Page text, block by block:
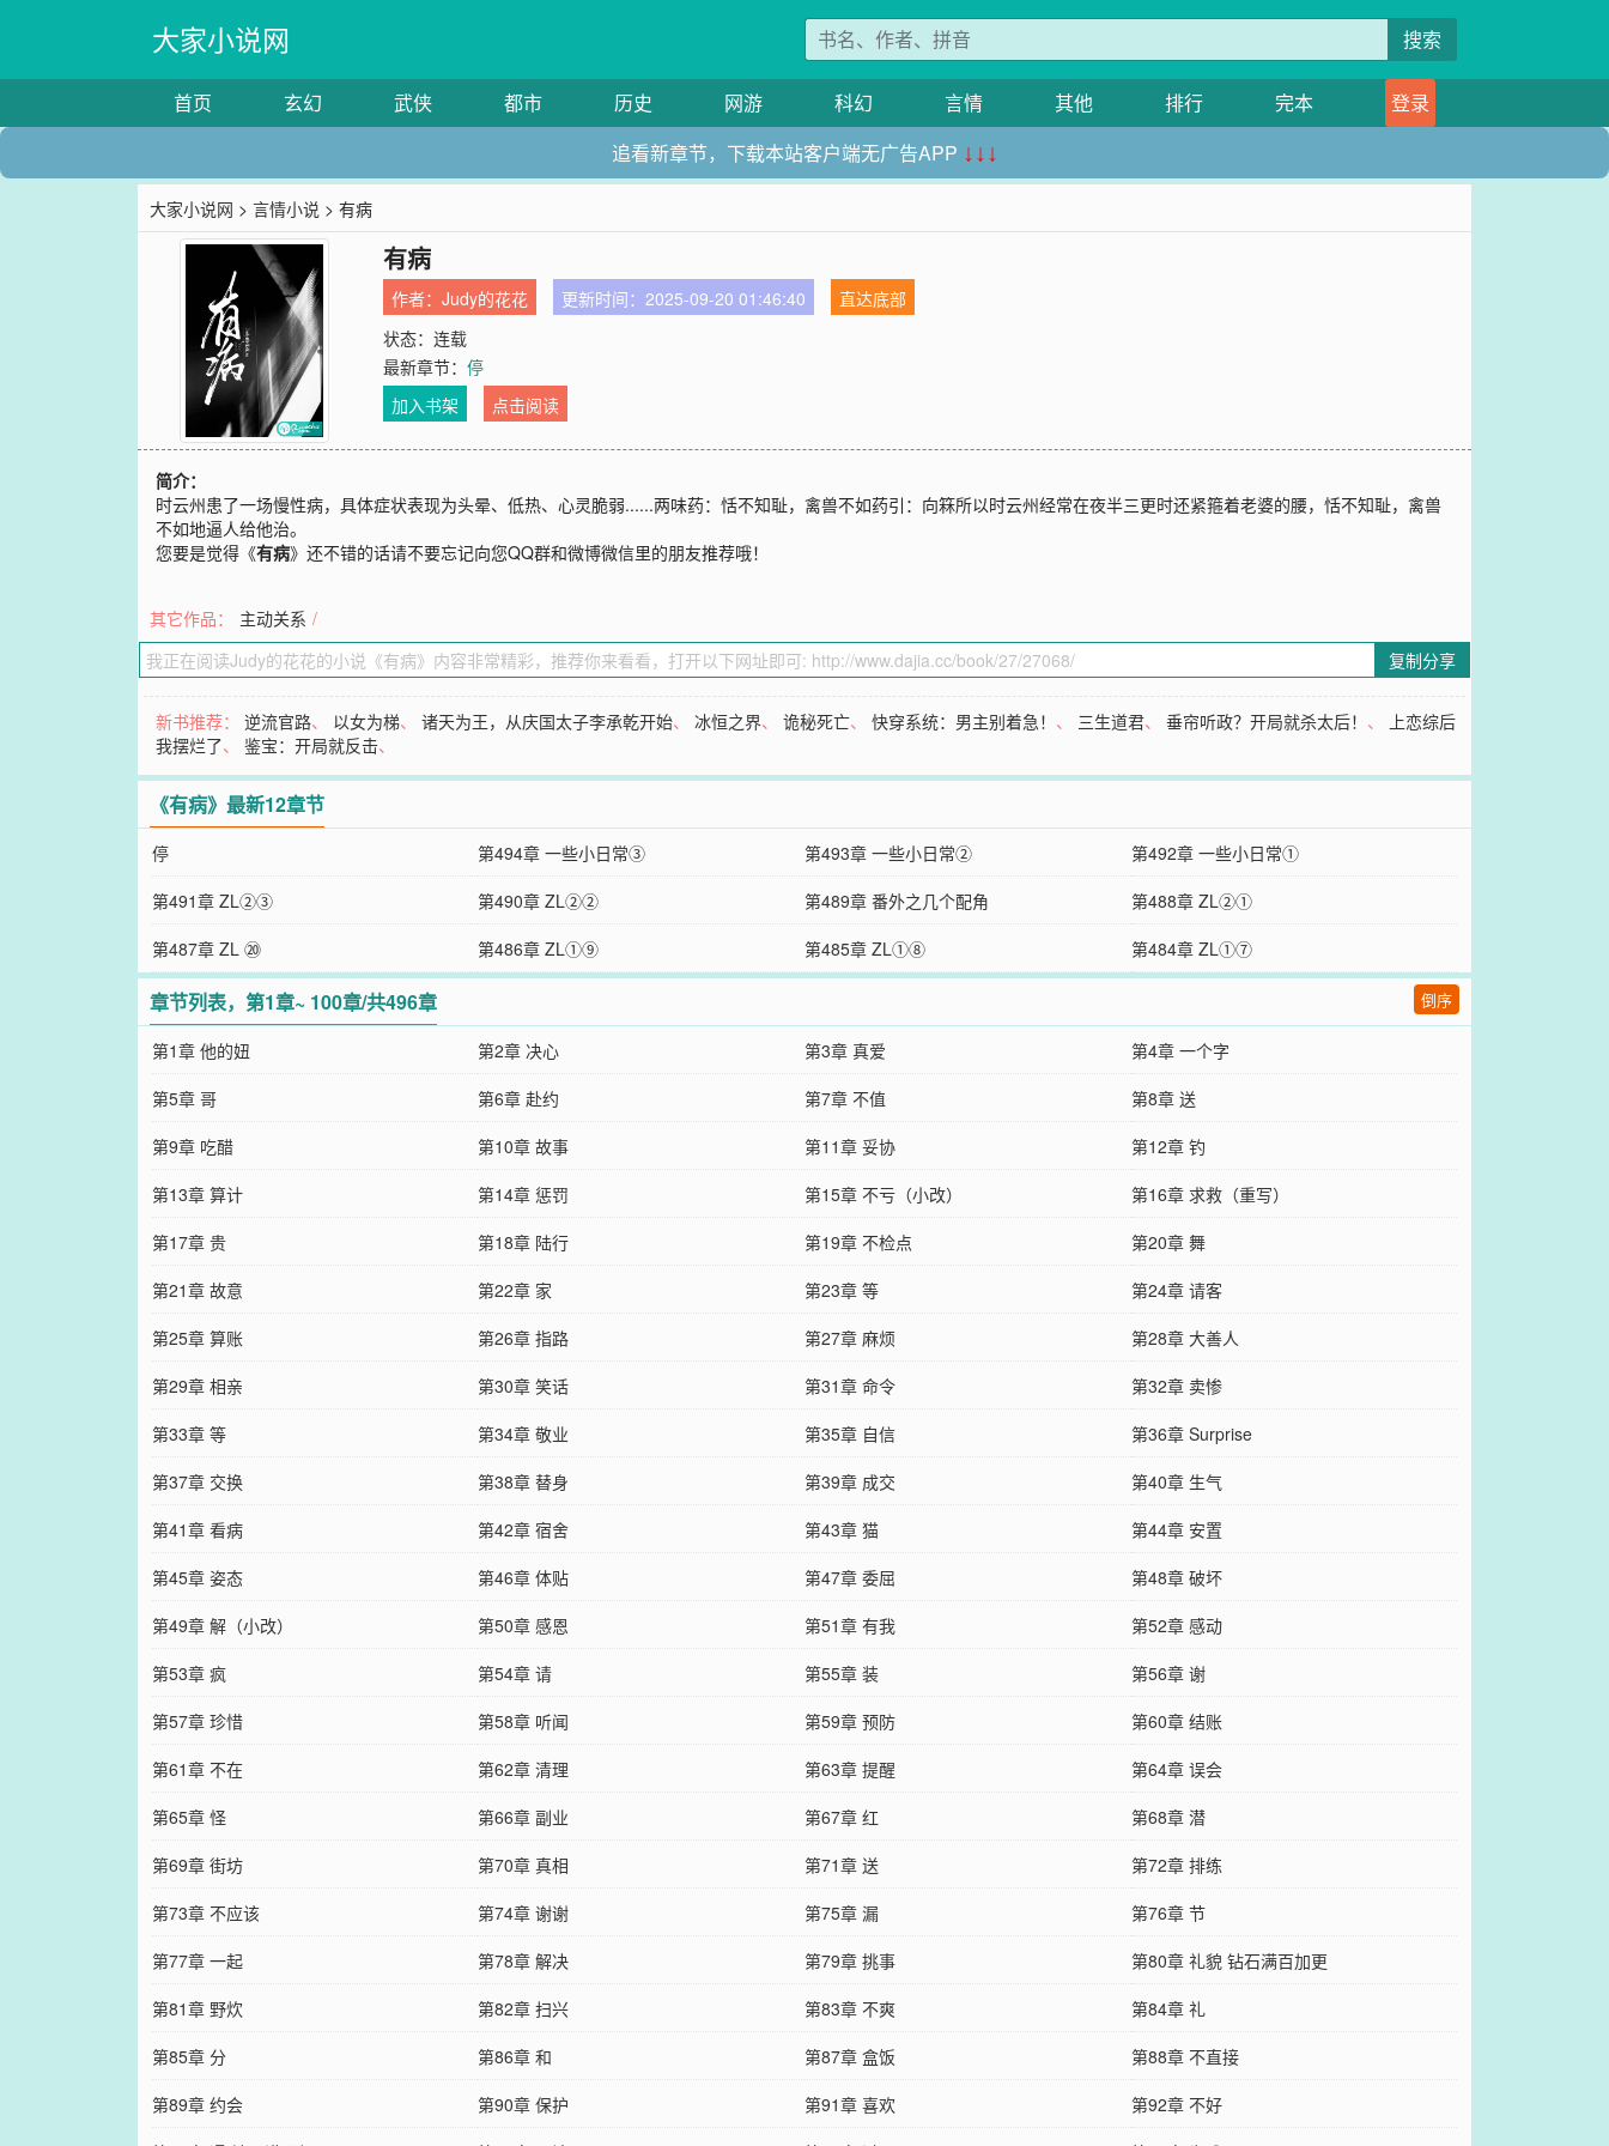
大家小说网 搜索
首页 玄幻 武侠 都市 历史 网游 科幻 言情 其他 排行 完本
登录
追看新章节，下载本站客户端无广告APP ↓↓↓
大家小说网 >言情小说 > 有病
有病
作者：Judy的花花 更新时间：2025-09-20 01:46:40
直达底部
状态：连载
最新章节：停
加入书架
点击阅读
简介：
时云州患了一场慢性病，具体症状表现为头晕、低热、心灵脆弱......两味药：恬不知耻，禽兽不如药引：向箖所以时云州经常在夜半三更时还紧箍着老婆的腰，恬不知耻，禽兽
不如地逼人给他治。
您要是觉得《有病》还不错的话请不要忘记向您QQ群和微博微信里的朋友推荐哦！
其它作品： 主动关系 /
复制分享
新书推荐：逆流官路、 以女为梯、诸天为王，从庆国太子李承乾开始、冰恒之界、诡秘死亡、快穿系统：男主别着急！ 、 三生道君、垂帘听政？开局就杀太后！ 、
上恋综后
我摆烂了、鉴宝：开局就反击、
《有病》最新12章节
停 第494章 一些小日常③ 第493章 一些小日常②
第492章 一些小日常①
第491章 ZL②③
第490章 ZL②② 第489章 番外之几个配角
第488章 ZL②①
第487章 ZL ⑳
第486章 ZL①⑨ 第485章 ZL①⑧ 第484章 ZL①⑦
章节列表，第1章~ 100章/共496章 倒序
第1章 他的妞 第2章 决心 第3章 真爱
第4章 一个字
第5章 哥
第6章 赴约 第7章 不值
第8章 送
第9章 吃醋
第10章 故事 第11章 妥协
第12章 钓
第13章 算计
第14章 惩罚 第15章 不亏（小改）
第16章 求救（重写）
第17章 贵
第18章 陆行 第19章 不检点
第20章 舞
第21章 故意
第22章 家 第23章 等
第24章 请客
第25章 算账
第26章 指路 第27章 麻烦
第28章 大善人
第29章 相亲
第30章 笑话 第31章 命令
第32章 卖惨
第33章 等
第34章 敬业 第35章 自信
第36章 Surprise
第37章 交换
第38章 替身 第39章 成交
第40章 生气
第41章 看病
第42章 宿舍 第43章 猫
第44章 安置
第45章 姿态
第46章 体贴 第47章 委屈
第48章 破坏
第49章 解（小改）
第50章 感恩 第51章 有我
第52章 感动
第53章 疯
第54章 请 第55章 装
第56章 谢
第57章 珍惜
第58章 听闻 第59章 预防
第60章 结账
第61章 不在
第62章 清理 第63章 提醒
第64章 误会
第65章 怪
第66章 副业 第67章 红
第68章 潜
第69章 街坊
第70章 真相 第71章 送
第72章 排练
第73章 不应该
第74章 谢谢 第75章 漏
第76章 节
第77章 一起
第78章 解决 第79章 挑事
第80章 礼貌 钻石满百加更
第81章 野炊
第82章 扫兴 第83章 不爽
第84章 礼
第85章 分
第86章 和 第87章 盒饭
第88章 不直接
第89章 约会
第90章 保护 第91章 喜欢
第92章 不好